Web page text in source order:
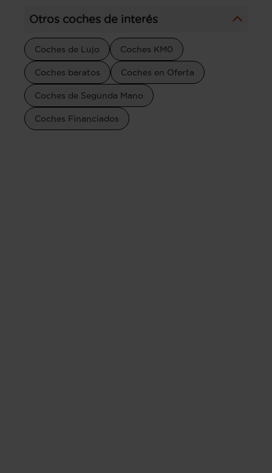
Otros coches de interés
Coches de Lujo Coches KM0
Coches baratos Coches en Oferta
Coches de Segunda Mano
Coches Financiados